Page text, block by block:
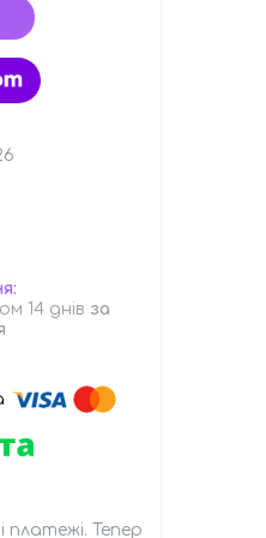
14 днів за
платежі. Тепер